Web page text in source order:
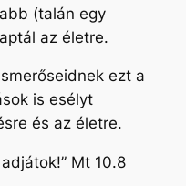
(talán egy
az életre.
ezt a
is esélyt
és az életre.
Mt 10.8